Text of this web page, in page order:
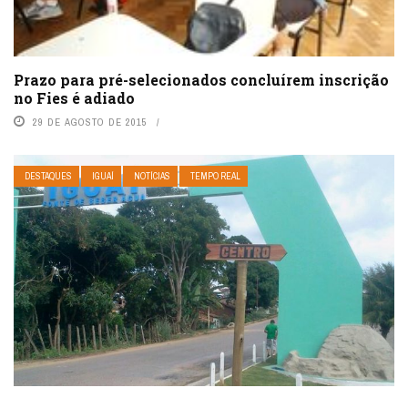
Prazo para pré-selecionados concluírem inscrição
no Fies é adiado
29 DE AGOSTO DE 2015
DESTAQUES IGUAÍ NOTÍCIAS TEMPO REAL